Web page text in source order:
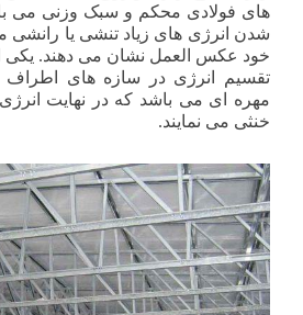
های فولادی محکم و سبک وزنی می
شدن انرژی های زیاد تنشی یا رانشی
خود عکس العمل نشان می دهند. یکی
تقسیم انرژی در سازه های اطراف
مهره ای می باشد که در نهایت
خنثی می نمایند.